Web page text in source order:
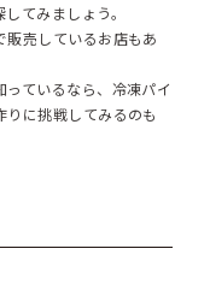
てみましょう。
販売しているお店もあ
ているなら、冷凍パイ
に挑戦してみるのも